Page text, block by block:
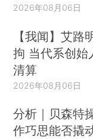
2026年08月06日
【我闻】艾路
拘 当代系创始
清算
2026年08月06日
分析｜贝森特
作巧思能否撬